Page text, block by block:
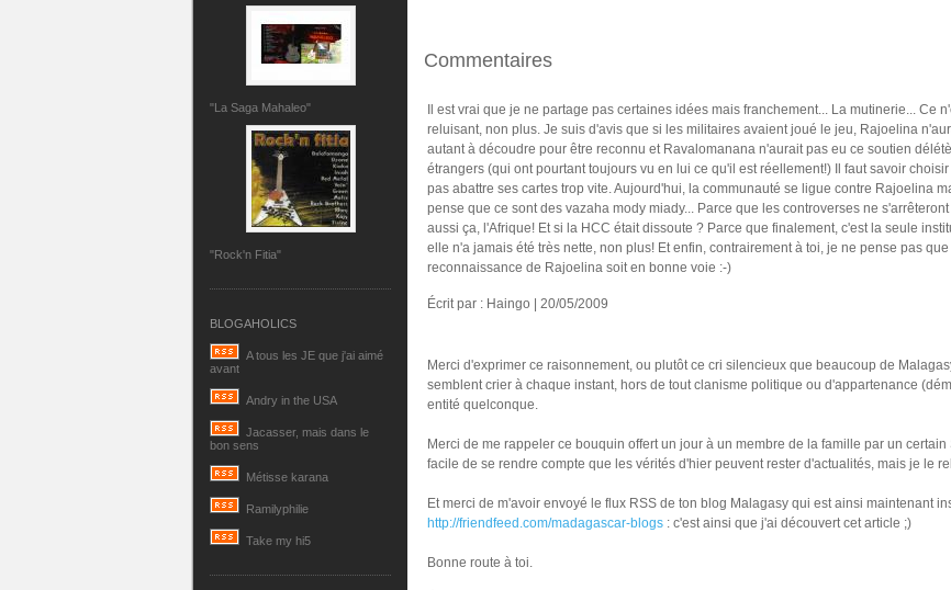
"La Saga Mahaleo"
"Rock'n Fitia"
BLOGAHOLICS
A tous les JE que j'ai aimé
avant
Andry in the USA
Jacasser, mais dans le
bon sens
Métisse karana
Ramilyphilie
Take my hi5
Commentaires
Il est vrai que je ne partage pas certaines idées mais franchement... La mutinerie... Ce
reluisant, non plus. Je suis d'avis que si les militaires avaient joué le jeu, Rajoelina
autant à découdre pour être reconnu et Ravalomanana n'aurait pas eu ce soutien
étrangers (qui ont pourtant toujours vu en lui ce qu'il est réellement!) Il faut savoir
pas abattre ses cartes trop vite. Aujourd'hui, la communauté se ligue contre Rajoelina
pense que ce sont des vazaha mody miady... Parce que les controverses ne
aussi ça, l'Afrique! Et si la HCC était dissoute ? Parce que finalement, c'est la seule
elle n'a jamais été très nette, non plus! Et enfin, contrairement à toi, je ne pense pas
reconnaissance de Rajoelina soit en bonne voie :-)
Écrit par : Haingo | 20/05/2009
Merci d'exprimer ce raisonnement, ou plutôt ce cri silencieux que beaucoup de
semblent crier à chaque instant, hors de tout clanisme politique ou d'appartenance
entité quelconque.
Merci de me rappeler ce bouquin offert un jour à un membre de la famille par un certain
facile de se rendre compte que les vérités d'hier peuvent rester d'actualités, mais je le
Et merci de m'avoir envoyé le flux RSS de ton blog Malagasy qui est ainsi maintenant
http://friendfeed.com/madagascar-blogs : c'est ainsi que j'ai découvert cet article ;)
Bonne route à toi.